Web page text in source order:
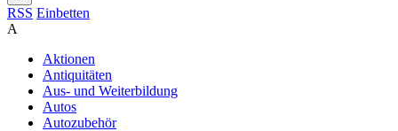
RSS Einbetten
A
Aktionen
Antiquitäten
Aus- und Weiterbildung
Autos
Autozubehör